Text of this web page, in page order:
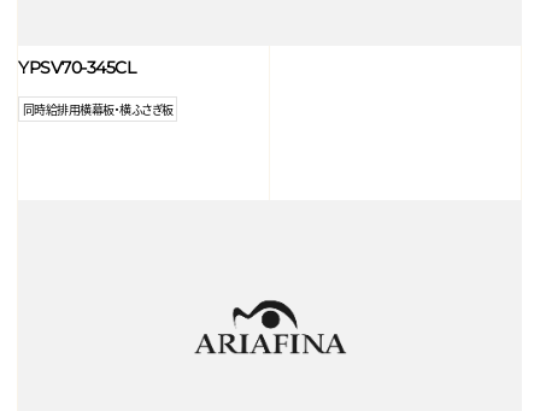
YPSV70-345CL
同時給排用横幕板・横ふさぎ板